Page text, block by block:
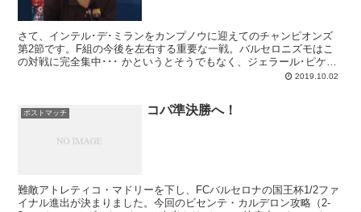
さて、インテル･デ･ミランをカンプノウに迎えてのチャンピオンズ
第2節です。F組の今後を左右する重要な一戦。バルセロニズモはこ
の対戦に完全集中･･･ かというとそうでもなく、ジェラール･ピケの
発言を巡りロッカールームと理事会の緊張関係が議論されている、ざ
集中しようとメッセージを発しなければならない。今回はエルネス
ト･バルベルデがその役割を担っています。
2019.10.02
ポストマッチ コパ準決勝へ！
難敵アトレティコ・マドリーを下し、FCバルセロナの国王杯1/2ファ
イナル進出が決まりました。今回のビセンテ・カルデロン攻略（2-